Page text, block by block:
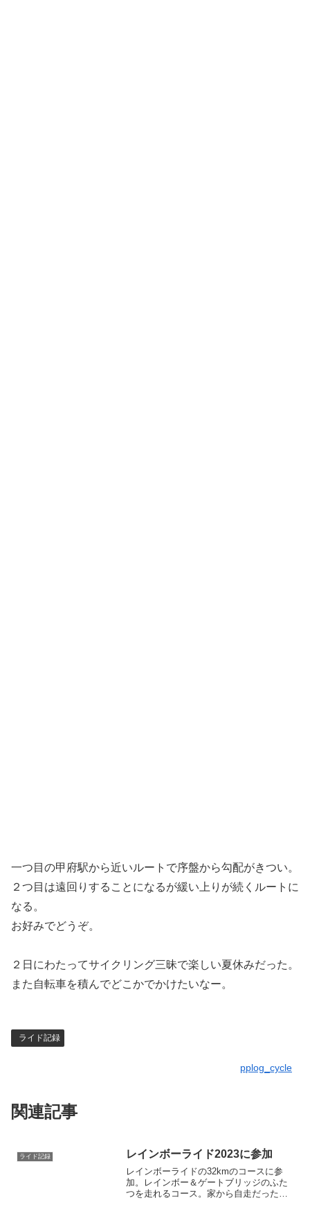
一つ目の甲府駅から近いルートで序盤から勾配がきつい。
２つ目は遠回りすることになるが緩い上りが続くルートに
なる。
お好みでどうぞ。
２日にわたってサイクリング三昧で楽しい夏休みだった。
また自転車を積んでどこかでかけたいなー。
ライド記録
pplog_cycle
関連記事
ライド記録 レインボーライド2023に参加
レインボーライドの32kmのコースに参
加。レインボー＆ゲートブリッジのふた
つを走れるコース。家から自走だったの